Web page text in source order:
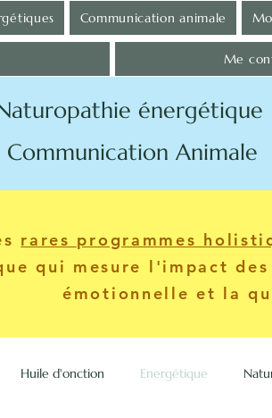
Communication animale
Me
énergétique
Animale
rares programmes
qui mesure l'impact
émotionnelle et la
Huile d'onction Energétique